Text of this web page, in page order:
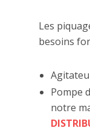
Les
besoins
Pompe
notre